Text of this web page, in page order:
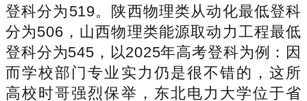
登科分为519。陕西物理类从动化最低登科
分为506，山西物理类能源取动力工程最低
登科分为545，以2025年高考登科为例：因
而学校部门专业实力仍是很不错的，这所
高校时哥强烈保举，东北电力大学位于省